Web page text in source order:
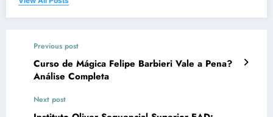
Previous post
Curso de Mágica Felipe Barbieri Vale a Pena?
Análise Completa
Next post